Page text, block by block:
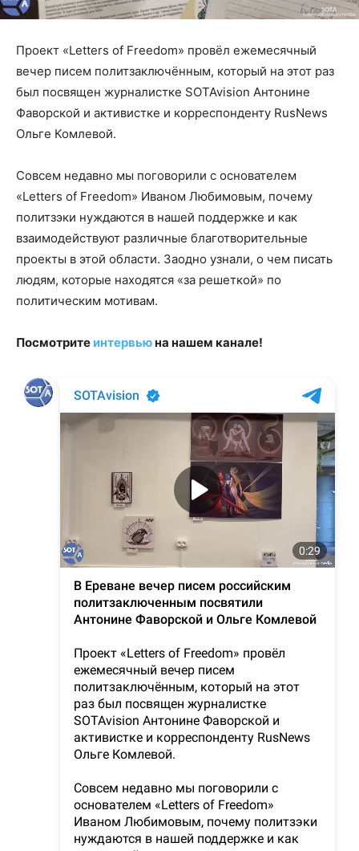
Проект «Letters of Freedom» провёл ежемесячный
вечер писем политзаключённым, который на этот раз
был посвящен журналистке SOTAvision Антонине
Фаворской и активистке и корреспонденту RusNews
Ольге Комлевой.
Совсем недавно мы поговорили с основателем
«Letters of Freedom» Иваном Любимовым, почему
политзэки нуждаются в нашей поддержке и как
взаимодействуют различные благотворительные
проекты в этой области. Заодно узнали, о чем писать
людям, которые находятся «за решеткой» по
политическим мотивам.
Посмотрите интервьюна нашем канале!